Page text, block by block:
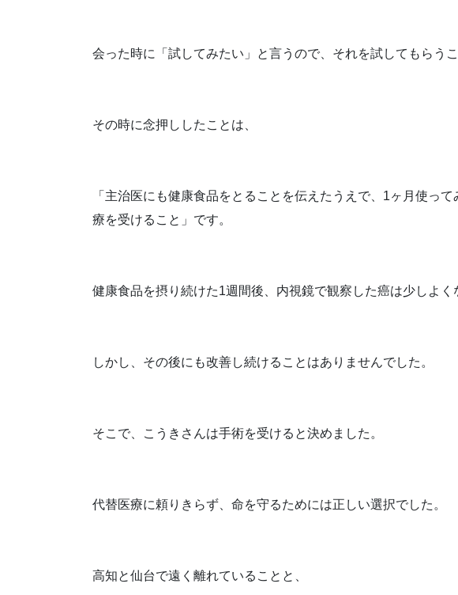
会った時に「試してみたい」と言うので、それを試してもらうこ
その時に念押ししたことは、
「主治医にも健康食品をとることを伝えたうえで、1ヶ月使っ
療を受けること」です。
健康食品を摂り続けた1週間後、内視鏡で観察した癌は少しよく
しかし、その後にも改善し続けることはありませんでした。
そこで、こうきさんは手術を受けると決めました。
代替医療に頼りきらず、命を守るためには正しい選択でした。
高知と仙台で遠く離れていることと、